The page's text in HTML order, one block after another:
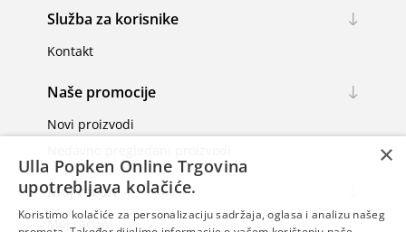
Služba za korisnike
Kontakt
Naše promocije
Novi proizvodi
Moj račun
Moj račun
×
Ulla Popken Online Trgovina
upotrebljava kolačiće.
Koristimo kolačiće za personalizaciju sadržaja, oglasa i analizu našeg